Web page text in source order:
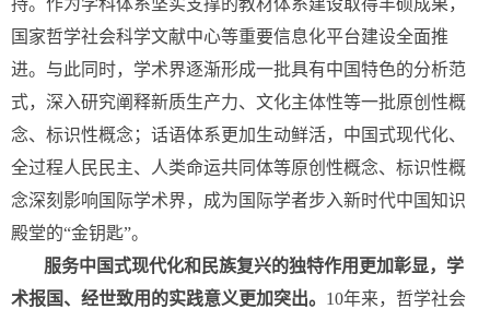
持。作为学科体系坚实支撑的教材体系建设取得丰硕成果，
国家哲学社会科学文献中心等重要信息化平台建设全面推
进。与此同时，学术界逐渐形成一批具有中国特色的分析范
式，深入研究阐释新质生产力、文化主体性等一批原创性概
念、标识性概念；话语体系更加生动鲜活，中国式现代化、
全过程人民民主、人类命运共同体等原创性概念、标识性概
念深刻影响国际学术界，成为国际学者步入新时代中国知识
殿堂的“金钥匙”。
服务中国式现代化和民族复兴的独特作用更加彰显，学
术报国、经世致用的实践意义更加突出。 10年来，哲学社会